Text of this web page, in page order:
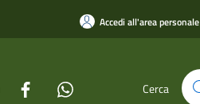
Accedi all'area personale
Cerca